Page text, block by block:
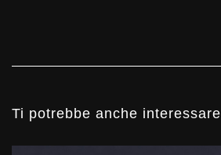
Ti potrebbe anche interessare